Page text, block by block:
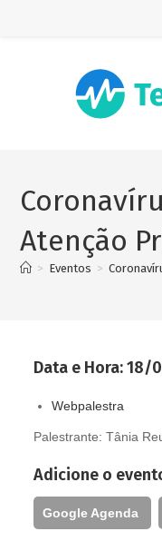
Atenção
> Eventos >
Data e Hora:18/
Webpalestra
Palestrante:Tânia
Adicione o
Google Agenda